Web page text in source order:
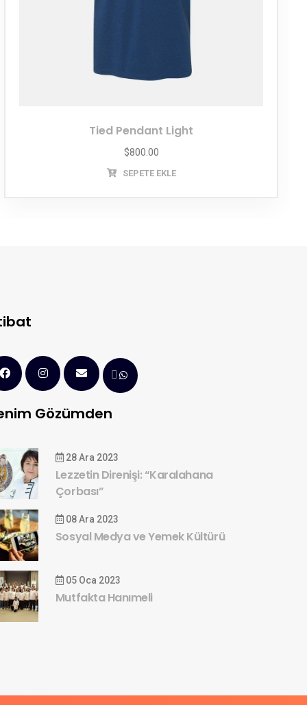
Tied Pendant Light
$800.00
SEPETE EKLE
Gözümden
28 Ara 2023
Lezzetin Direnişi: “Karalahana
Çorbası”
08 Ara 2023
Sosyal Medya ve Yemek Kültürü
05 Oca 2023
Mutfakta Hanımeli